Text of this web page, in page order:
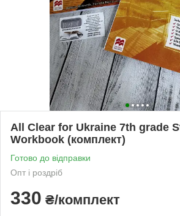
All Clear for Ukraine 7th grade
Workbook (комплект)
Готово до відправки
Опт і роздріб
330 ₴/комплект